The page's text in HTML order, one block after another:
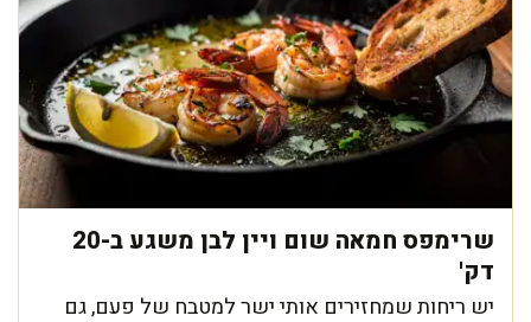
שרימפס חמאה שום ויין לבן משגע ב-20
דק'
יש ריחות שמחזירים אותי ישר למטבח של פעם, גם